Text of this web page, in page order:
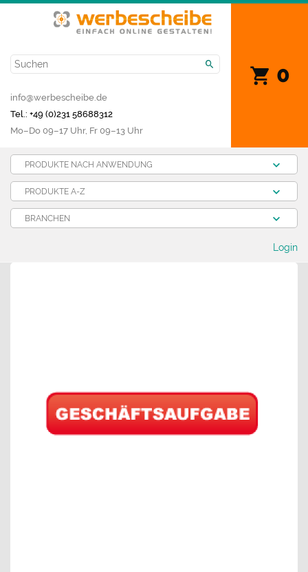
0
info@werbescheibe.de
Tel.: +49 (0)231 58688312
Mo­–Do 09–17 Uhr, Fr 09–13 Uhr
PRODUKTE NACH ANWENDUNG
PRODUKTE A-Z
BRANCHEN
Login